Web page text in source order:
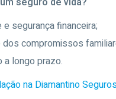
e segurança financeira;
dos compromissos
a longo prazo.
na Diamantino